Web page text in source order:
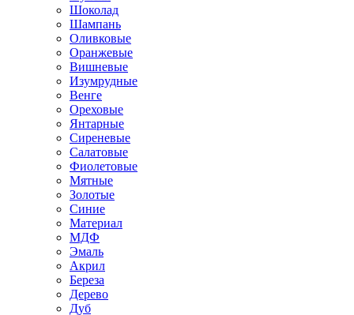
Шоколад
Шампань
Оливковые
Оранжевые
Вишневые
Изумрудные
Венге
Ореховые
Янтарные
Сиреневые
Салатовые
Фиолетовые
Мятные
Золотые
Синие
Материал
МДФ
Эмаль
Акрил
Береза
Дерево
Дуб